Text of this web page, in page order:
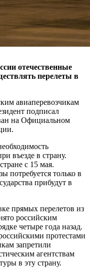
отечественные
перелеты в
авиаперевозчикам
подписал
на Официальном
въезде в страну.
с 15 мая.
потребуется только в
прибудут в
прямых перелетов из
российским
четыре года назад.
протестами
запретили
агентствам
в эту страну.